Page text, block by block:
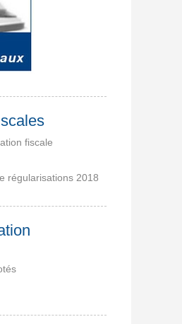
fiscale
régularisations 2018